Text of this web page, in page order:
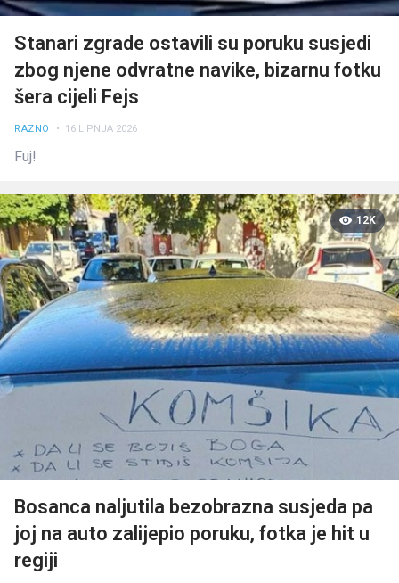
Stanari zgrade ostavili su poruku susjedi
zbog njene odvratne navike, bizarnu fotku
šera cijeli Fejs
RAZNO • 16 LIPNJA 2026
Fuj!
12K
Bosanca naljutila bezobrazna susjeda pa
joj na auto zalijepio poruku, fotka je hit u
regiji